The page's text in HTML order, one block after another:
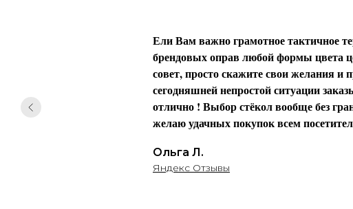
Ели Вам важно грамотное тактичное
брендовых оправ любой формы цвета
совет, просто скажите свои желания и
сегодняшней непростой ситуации
отлично ! Выбор стёкол вообще без
желаю удачных покупок всем
Ольга Л.
Яндекс Отзывы